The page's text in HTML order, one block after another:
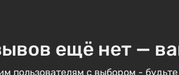
ещё нет —
пользователям с выбором -